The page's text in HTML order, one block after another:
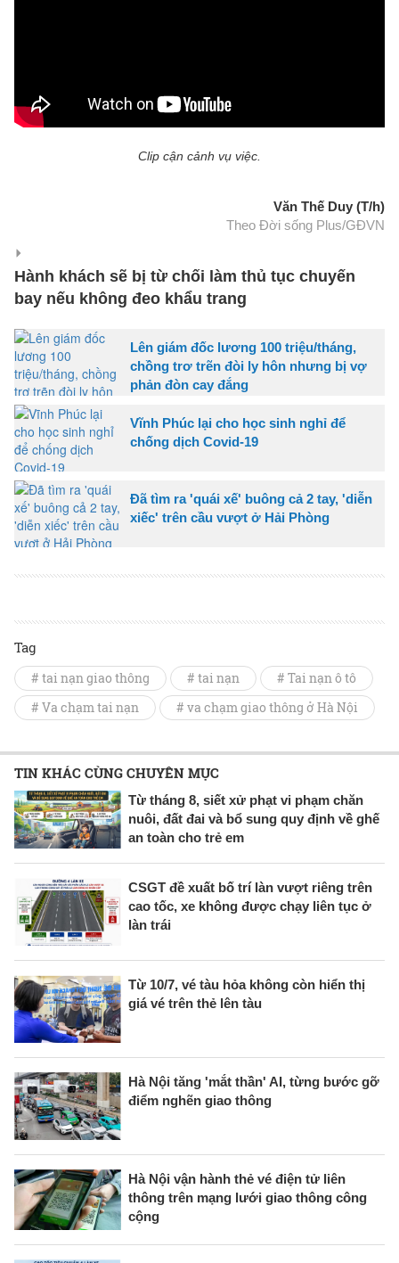
Clip cận cảnh vụ việc.
Văn Thế Duy (T/h)
Theo Đời sống Plus/GĐVN
Hành khách sẽ bị từ chối làm thủ tục chuyến
bay nếu không đeo khẩu trang
Lên giám đốc lương 100 triệu/tháng,
chồng trơ trẽn đòi ly hôn nhưng bị vợ
phản đòn cay đắng
Vĩnh Phúc lại cho học sinh nghỉ để
chống dịch Covid-19
Đã tìm ra 'quái xế' buông cả 2 tay, 'diễn
xiếc' trên cầu vượt ở Hải Phòng
Tag
# tai nạn giao thông # tai nạn
# Tai nạn ô tô
# Va chạm tai nạn
# va chạm giao thông ở Hà Nội
TIN KHÁC CÙNG CHUYÊN MỤC
Từ tháng 8, siết xử phạt vi phạm chăn
nuôi, đất đai và bổ sung quy định về ghế
an toàn cho trẻ em
CSGT đề xuất bố trí làn vượt riêng trên
cao tốc, xe không được chạy liên tục ở
làn trái
Từ 10/7, vé tàu hỏa không còn hiển thị
giá vé trên thẻ lên tàu
Hà Nội tăng 'mắt thần' AI, từng bước gỡ
điểm nghẽn giao thông
Hà Nội vận hành thẻ vé điện tử liên
thông trên mạng lưới giao thông công
cộng